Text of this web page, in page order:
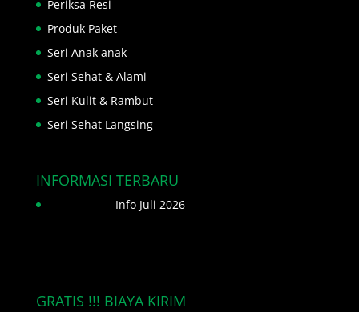
Periksa Resi
Produk Paket
Seri Anak anak
Seri Sehat & Alami
Seri Kulit & Rambut
Seri Sehat Langsing
INFORMASI TERBARU
Info Juli 2026
GRATIS !!! BIAYA KIRIM